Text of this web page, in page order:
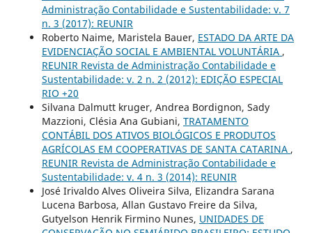
Administração Contabilidade e Sustentabilidade: v. 7
n. 3 (2017): REUNIR
Roberto Naime, Maristela Bauer, ESTADO DA ARTE DA
EVIDENCIAÇÃO SOCIAL E AMBIENTAL VOLUNTÁRIA ,
REUNIR Revista de Administração Contabilidade e
Sustentabilidade: v. 2 n. 2 (2012): EDIÇÃO ESPECIAL
RIO +20
Silvana Dalmutt kruger, Andrea Bordignon, Sady
Mazzioni, Clésia Ana Gubiani, TRATAMENTO
CONTÁBIL DOS ATIVOS BIOLÓGICOS E PRODUTOS
AGRÍCOLAS EM COOPERATIVAS DE SANTA CATARINA ,
REUNIR Revista de Administração Contabilidade e
Sustentabilidade: v. 4 n. 3 (2014): REUNIR
José Irivaldo Alves Oliveira Silva, Elizandra Sarana
Lucena Barbosa, Allan Gustavo Freire da Silva,
Gutyelson Henrik Firmino Nunes, UNIDADES DE